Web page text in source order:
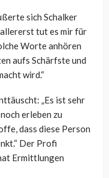
sich Schalker
tut es mir für
Worte anhören
aufs Schärfste und
wird.“
„Es ist sehr
erleben zu
dass diese Person
Der Profi
Ermittlungen